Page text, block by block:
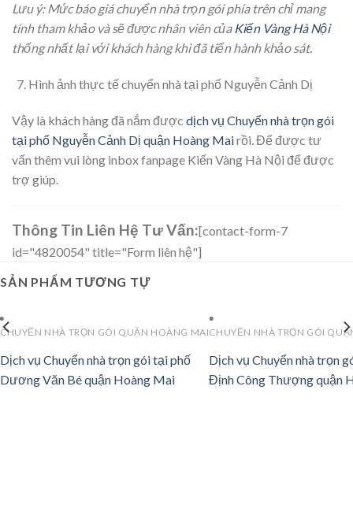
Lưu ý: Mức báo giá chuyển nhà trọn gói phía trên chỉ mang
tính tham khảo và sẽ được nhân viên của Kiến Vàng Hà Nội
thống nhất lại với khách hàng khi đã tiến hành khảo sát.
Hình ảnh thực tế chuyển nhà tại phố Nguyễn Cảnh Dị
Vậy là khách hàng đã nắm được dịch vụ Chuyển nhà trọn gói
tại phố Nguyễn Cảnh Dị quận Hoàng Mairồi. Để được tư
vấn thêm vui lòng inbox fanpage Kiến Vàng Hà Nội để được
trợ giúp.
Thông Tin Liên Hệ Tư Vấn:[contact-form-7
id="4820054" title="Form liên hệ"]
SẢN PHẨM TƯƠNG TỰ
CHUYỂN NHÀ TRỌN GÓI QUẬN HOÀNG MAI
Dịch vụ Chuyển nhà trọn gói tại phố
Dương Văn Bé quận Hoàng Mai
CHUYỂN NHÀ TRỌN GÓI
Dịch vụ Chuyển nhà trọn
Định Công Thượng quận